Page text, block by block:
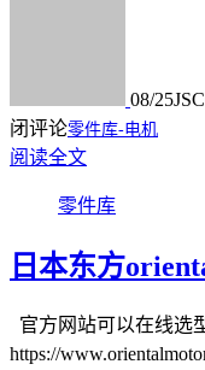
08/25
闭评论零件库-电机
阅读全文
零件库
日本东方
官方网站可以在线选
https://